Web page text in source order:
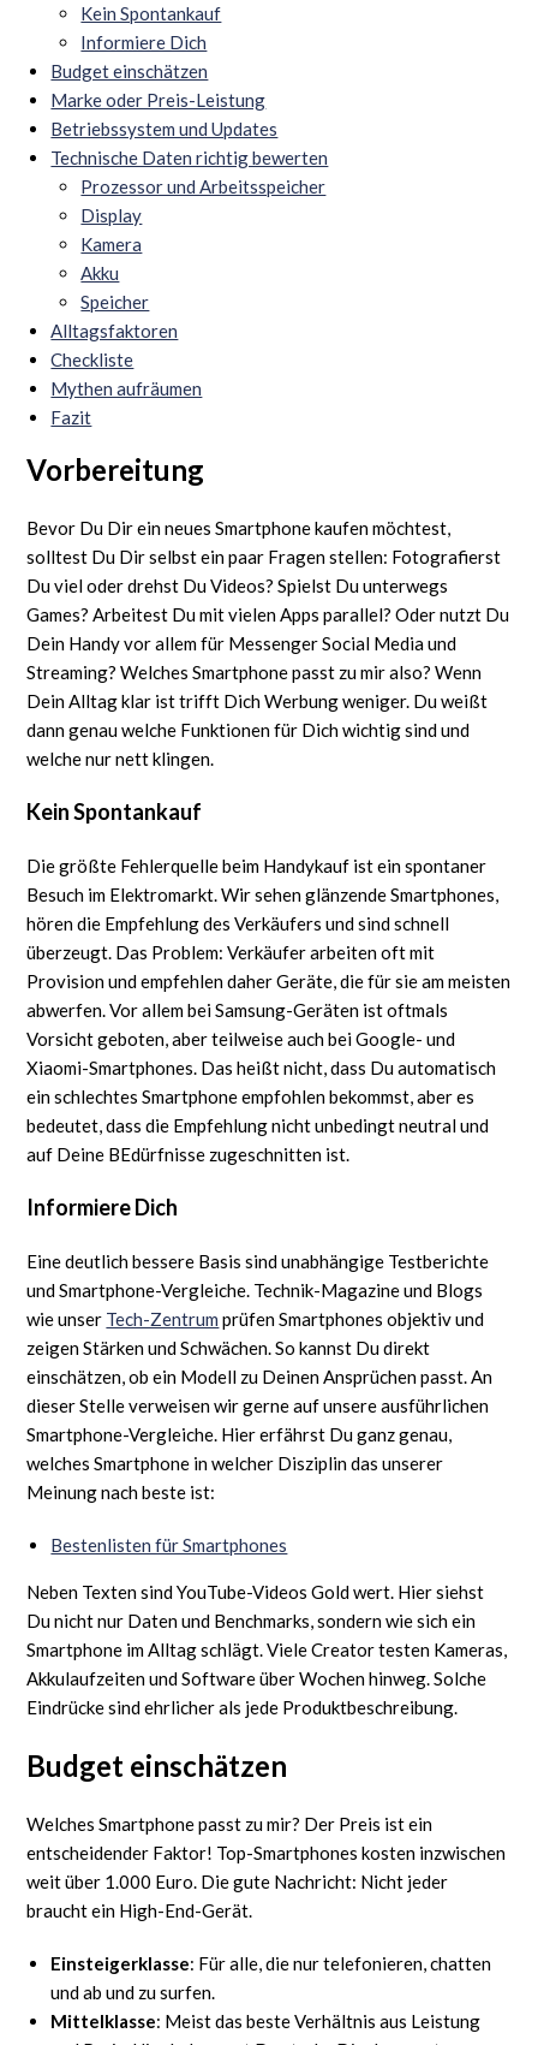
Kein Spontankauf
Informiere Dich
Budget einschätzen
Marke oder Preis-Leistung
Betriebssystem und Updates
Technische Daten richtig bewerten
Prozessor und Arbeitsspeicher
Display
Kamera
Akku
Speicher
Alltagsfaktoren
Checkliste
Mythen aufräumen
Fazit
Vorbereitung
Bevor Du Dir ein neues Smartphone kaufen möchtest,
solltest Du Dir selbst ein paar Fragen stellen: Fotografierst
Du viel oder drehst Du Videos? Spielst Du unterwegs
Games? Arbeitest Du mit vielen Apps parallel? Oder nutzt Du
Dein Handy vor allem für Messenger Social Media und
Streaming? Welches Smartphone passt zu mir also? Wenn
Dein Alltag klar ist trifft Dich Werbung weniger. Du weißt
dann genau welche Funktionen für Dich wichtig sind und
welche nur nett klingen.
Kein Spontankauf
Die größte Fehlerquelle beim Handykauf ist ein spontaner
Besuch im Elektromarkt. Wir sehen glänzende Smartphones,
hören die Empfehlung des Verkäufers und sind schnell
überzeugt. Das Problem: Verkäufer arbeiten oft mit
Provision und empfehlen daher Geräte, die für sie am meisten
abwerfen. Vor allem bei Samsung-Geräten ist oftmals
Vorsicht geboten, aber teilweise auch bei Google- und
Xiaomi-Smartphones. Das heißt nicht, dass Du automatisch
ein schlechtes Smartphone empfohlen bekommst, aber es
bedeutet, dass die Empfehlung nicht unbedingt neutral und
auf Deine BEdürfnisse zugeschnitten ist.
Informiere Dich
Eine deutlich bessere Basis sind unabhängige Testberichte
und Smartphone-Vergleiche. Technik-Magazine und Blogs
wie unser Tech-Zentrum prüfen Smartphones objektiv und
zeigen Stärken und Schwächen. So kannst Du direkt
einschätzen, ob ein Modell zu Deinen Ansprüchen passt. An
dieser Stelle verweisen wir gerne auf unsere ausführlichen
Smartphone-Vergleiche. Hier erfährst Du ganz genau,
welches Smartphone in welcher Disziplin das unserer
Meinung nach beste ist:
Bestenlisten für Smartphones
Neben Texten sind YouTube-Videos Gold wert. Hier siehst
Du nicht nur Daten und Benchmarks, sondern wie sich ein
Smartphone im Alltag schlägt. Viele Creator testen Kameras,
Akkulaufzeiten und Software über Wochen hinweg. Solche
Eindrücke sind ehrlicher als jede Produktbeschreibung.
Budget einschätzen
Welches Smartphone passt zu mir? Der Preis ist ein
entscheidender Faktor! Top-Smartphones kosten inzwischen
weit über 1.000 Euro. Die gute Nachricht: Nicht jeder
braucht ein High-End-Gerät.
Einsteigerklasse: Für alle, die nur telefonieren, chatten
und ab und zu surfen.
Mittelklasse: Meist das beste Verhältnis aus Leistung